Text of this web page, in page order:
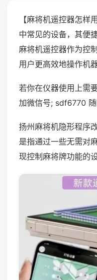
【麻将机遥控器怎样
中常见的设备，其便
麻将机遥控器作为控
用户更高效地操作机器
若你在仪器使用上需
加微信号; sdf6770 随
扬州麻将机隐形程序
是指通过一些无需对
现控制麻将牌功能的